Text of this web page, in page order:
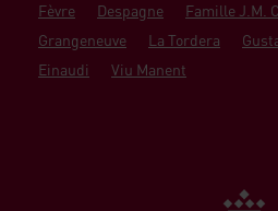
Fèvre
Despagne Famille J.M.
Grangeneuve
La Tordera
Einaudi
Viu Manent